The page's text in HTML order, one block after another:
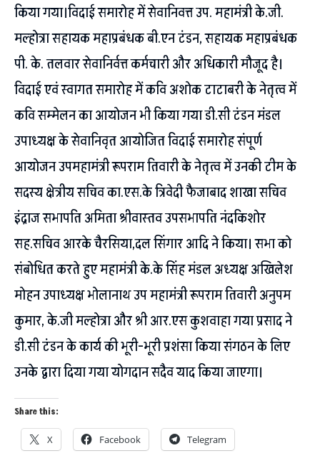
किया गया।विदाई समारोह में सेवानिवत्त उप. महामंत्री के.जी.
मल्होत्रा सहायक महाप्रबंधक बी.एन टंडन, सहायक महाप्रबंधक
पी. के. तलवार सेवानिर्वत्त कर्मचारी और अधिकारी मौजूद है।
विदाई एवं स्वागत समारोह में कवि अशोक टाटाबरी के नेतृत्व में
कवि सम्मेलन का आयोजन भी किया गया डी.सी टंडन मंडल
उपाध्यक्ष के सेवानिवृत आयोजित विदाई समारोह संपूर्ण
आयोजन उपमहामंत्री रूपराम तिवारी के नेतृत्व में उनकी टीम के
सदस्य क्षेत्रीय सचिव का.एस.के त्रिवेदी फैजाबाद शाखा सचिव
इंद्राज सभापति अमिता श्रीवास्तव उपसभापति नंदकिशोर
सह.सचिव आरके चैरसिया,दल सिंगार आदि ने किया। सभा को
संबोधित करते हुए महामंत्री के.के सिंह मंडल अध्यक्ष अखिलेश
मोहन उपाध्यक्ष भोलानाथ उप महामंत्री रूपराम तिवारी अनुपम
कुमार, के.जी मल्होत्रा और श्री आर.एस कुशवाहा गया प्रसाद ने
डी.सी टंडन के कार्य की भूरी-भूरी प्रशंसा किया संगठन के लिए
उनके द्वारा दिया गया योगदान सदैव याद किया जाएगा।
Share this:
X Facebook Telegram